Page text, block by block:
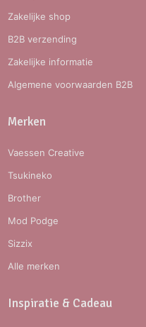
Zakelijke shop
B2B verzending
Zakelijke informatie
Algemene voorwaarden B2B
Merken
Vaessen Creative
Tsukineko
Brother
Mod Podge
Sizzix
Alle merken
Inspiratie & Cadeau